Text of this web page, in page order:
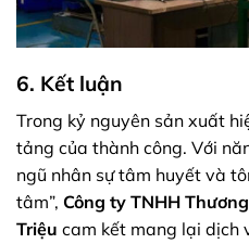
6. Kết luận
Trong kỷ nguyên sản xuất
tảng của thành công. Với
ngũ nhân sự tâm huyết và
tâm”, Công ty TNHH
Triệu cam kết mang lại dịch